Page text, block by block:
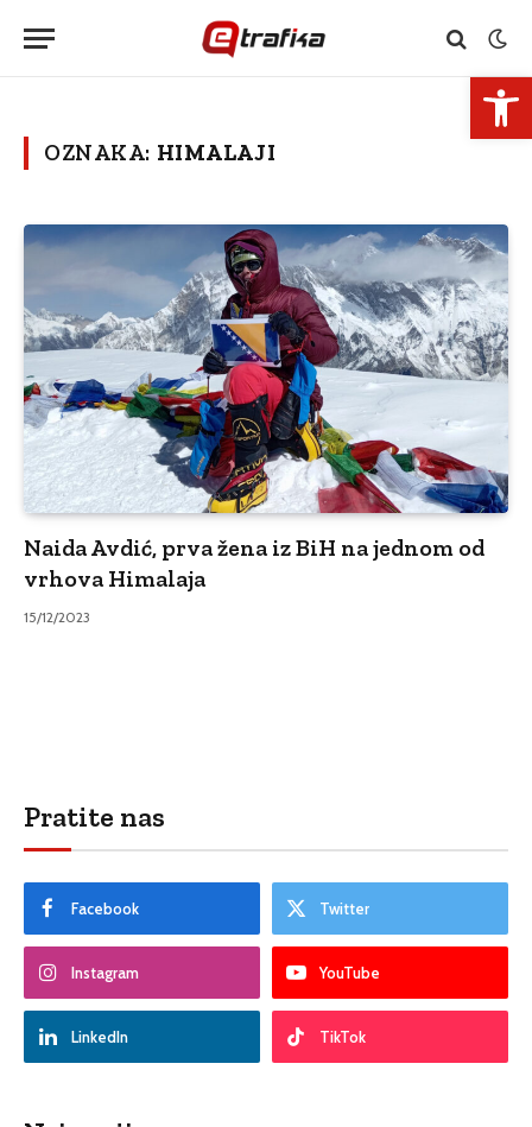
OZNAKA: HIMALAJI
Naida Avdić, prva žena iz BiH na jednom od
vrhova Himalaja
15/12/2023
Pratite nas
Facebook Twitter
Instagram YouTube
LinkedIn TikTok